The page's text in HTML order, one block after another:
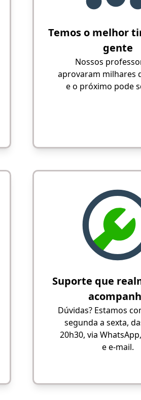
Temos o melhor
gente
Nossos
aprovaram milhares
e o próximo pode
Suporte que
Dúvidas? Estamos
segunda a sexta,
20h30, via
e e-mail.